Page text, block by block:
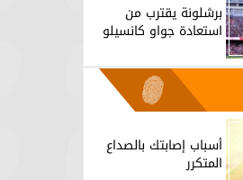
برشلونة يقترب من
استعادة جواو كانسيلو
أسباب إصابتك بالصداع
المتكرر